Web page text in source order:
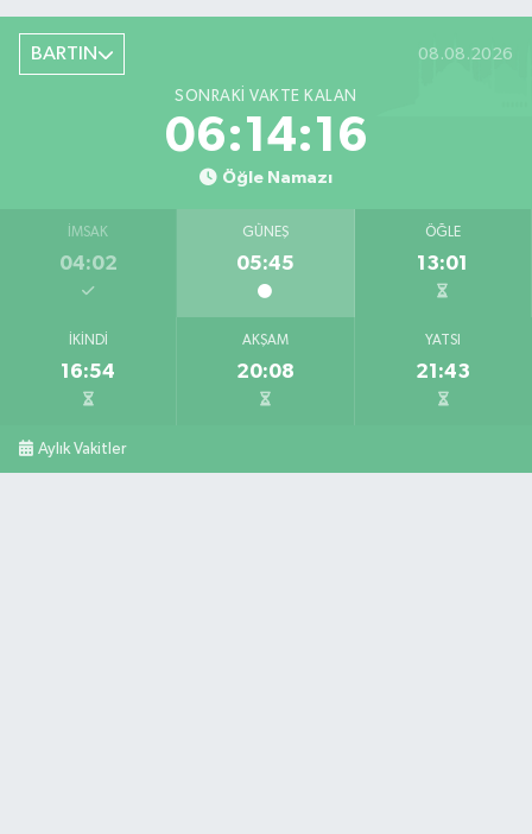
BARTIN 08.08.2026
SONRAKI VAKTE KALAN
06:14:15
Öğle Namazı
İMSAK
04:02
GÜNEŞ
05:45
ÖĞLE
13:01
İKINDI
16:54
AKŞAM
20:08
YATSI
21:43
Aylık Vakitler